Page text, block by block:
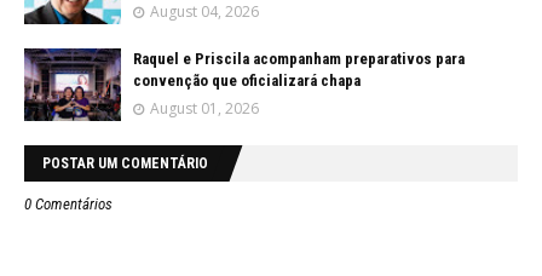
August 04, 2026
Raquel e Priscila acompanham preparativos para
convenção que oficializará chapa
August 01, 2026
POSTAR UM COMENTÁRIO
0 Comentários